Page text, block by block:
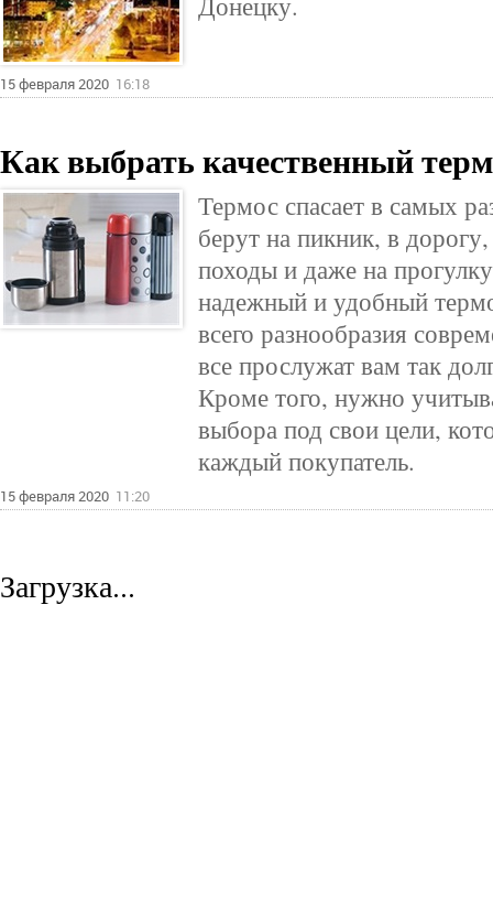
15 февраля 2020 16:18
Как выбрать качественный
Термос спасает в самых
берут на пикник, в
походы и даже на
надежный и удобный
всего разнообразия
все прослужат вам так
Кроме того, нужно
выбора под свои цели,
каждый покупатель.
15 февраля 2020 11:20
Загрузка...